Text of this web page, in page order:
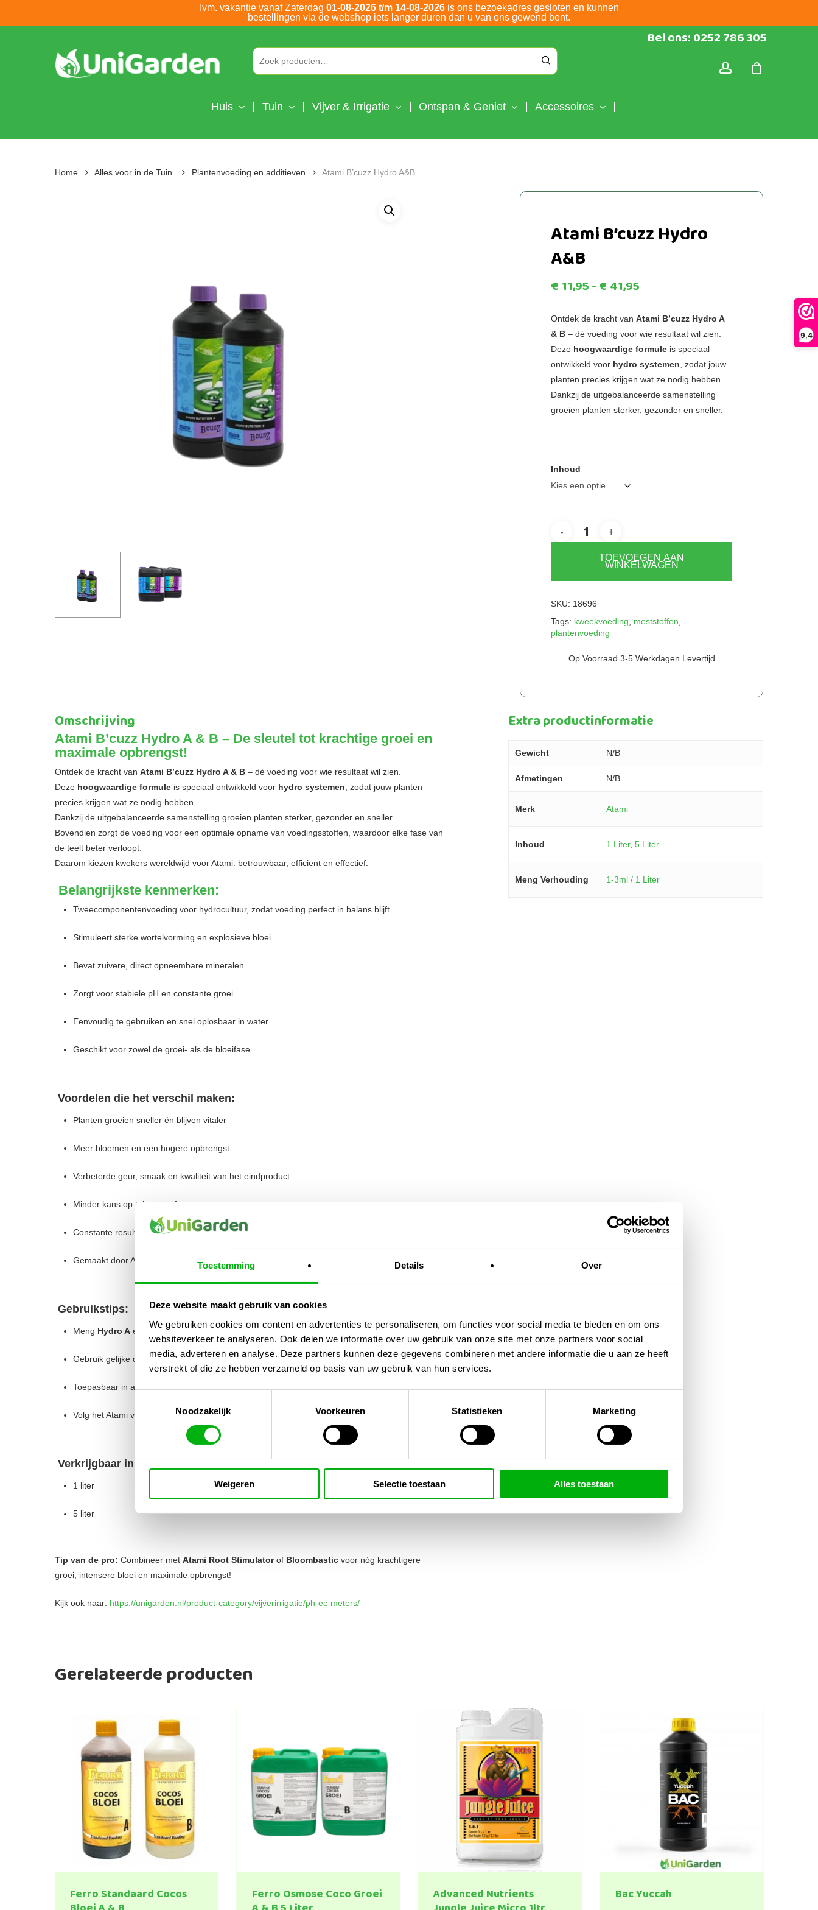
Toestemming Details Over
Deze website maakt gebruik van cookies
We gebruiken cookies om content en advertenties te personaliseren, om functies voor social media te bieden en om ons
websiteverkeer te analyseren. Ook delen we informatie over uw gebruik van onze site met onze partners voor social
media, adverteren en analyse. Deze partners kunnen deze gegevens combineren met andere informatie die u aan ze heeft
verstrekt of die ze hebben verzameld op basis van uw gebruik van hun services.
Noodzakelijk
Voorkeuren Statistieken Marketing
Weigeren Selectie toestaan Alles toestaan
9,4
Ivm. vakantie vanaf Zaterdag 01-08-2026 t/m 14-08-2026is ons bezoekadres gesloten en kunnen
bestellingen via de webshop iets langer duren dan u van ons gewend bent.
Bel ons: 0252 786 305
Huis Tuin Vijver & Irrigatie Ontspan & Geniet Accessoires
Home Alles voor in de Tuin. Plantenvoeding en additieven Atami B’cuzz Hydro A&B
Atami B’cuzz Hydro
A&B
€ 11,95-€ 41,95
tot
€41,95
Ontdek de kracht van Atami B’cuzz Hydro A
& B – dé voeding voor wie resultaat wil zien.
Deze hoogwaardige formule is speciaal
ontwikkeld voor hydro systemen , zodat jouw
planten precies krijgen wat ze nodig hebben.
Dankzij de uitgebalanceerde samenstelling
groeien planten sterker, gezonder en sneller.
Inhoud
TOEVOEGEN AAN
WINKELWAGEN
SKU: 18696
Tags: kweekvoeding meststoffen
plantenvoeding
Op Voorraad 3-5 Werkdagen Levertijd
Omschrijving
Atami B’cuzz Hydro A & B – De sleutel tot krachtige groei en
maximale opbrengst!
Ontdek de kracht van Atami B’cuzz Hydro A & B – dé voeding voor wie resultaat wil zien.
Deze hoogwaardige formule is speciaal ontwikkeld voor hydro systemen , zodat jouw planten
precies krijgen wat ze nodig hebben.
Dankzij de uitgebalanceerde samenstelling groeien planten sterker, gezonder en sneller.
Bovendien zorgt de voeding voor een optimale opname van voedingsstoffen, waardoor elke fase van
de teelt beter verloopt.
Daarom kiezen kwekers wereldwijd voor Atami: betrouwbaar, efficiënt en effectief.
Belangrijkste kenmerken:
Tweecomponentenvoeding voor hydrocultuur, zodat voeding perfect in balans blijft
Stimuleert sterke wortelvorming en explosieve bloei
Bevat zuivere, direct opneembare mineralen
Zorgt voor stabiele pH en constante groei
Eenvoudig te gebruiken en snel oplosbaar in water
Geschikt voor zowel de groei- als de bloeifase
Voordelen die het verschil maken:
Planten groeien sneller én blijven vitaler
Meer bloemen en een hogere opbrengst
Verbeterde geur, smaak en kwaliteit van het eindproduct
Minder kans op tekorten of stress
Constante resultaten, oogst na oogst
Gemaakt door Atami, een merk dat kwekers vertrouwen
Gebruikstips:
Meng Hydro A en Hydro Baltijd apart in water, want samen kunnen ze reageren
Gebruik gelijke delen van beide componenten voor het beste resultaat
Toepasbaar in alle hydrosystemen (NFT, DWC, etc.)
Volg het Atami voedingsschema voor optimale groei en bloei
Verkrijgbaar in:
1 liter
5 liter
Tip van de pro: Combineer met Atami Root Stimulatorof Bloombastic voor nóg krachtigere
groei, intensere bloei en maximale opbrengst!
Kijk ook naar: https://unigarden.nl/product-category/vijverirrigatie/ph-ec-meters/
Extra productinformatie
Gewicht N/B
Afmetingen N/B
Merk Atami
Inhoud 1 Liter, 5 Liter
Meng Verhouding 1-3ml / 1 Liter
Gerelateerde producten
Ferro Standaard Cocos
Ferro Osmose Coco Groei
Advanced Nutrients
Bac Yuccah